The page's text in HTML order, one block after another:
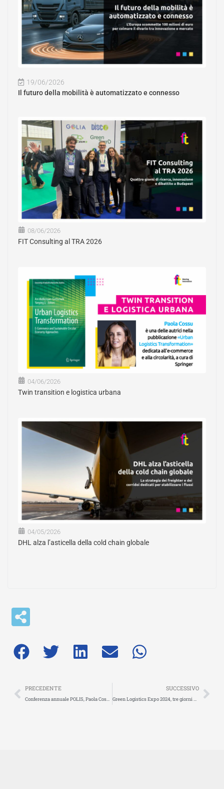
19/06/2026
Il futuro della mobilità è automatizzato e connesso
08/06/2026
FIT Consulting al TRA 2026
04/06/2026
Twin transition e logistica urbana
04/05/2026
DHL alza l’asticella della cold chain globale
Precedente
PRECEDENTE
Conferenza annuale POLIS, Paola Cossu relatrice della sessione 1F e moderatrice della sessione 3F
SUCCESSIVO
Green Logistics Expo 2024, tre giorni di innovazione e collaborazione a Padova insieme a FIT e OLF